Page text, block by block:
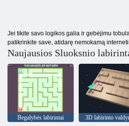
Jei tikite savo logikos galia ir gebėjimu
patikrinkite save, atidarę nemokamą
Naujausios Sluoksnio
Begalybės labirintai 3D labirinto